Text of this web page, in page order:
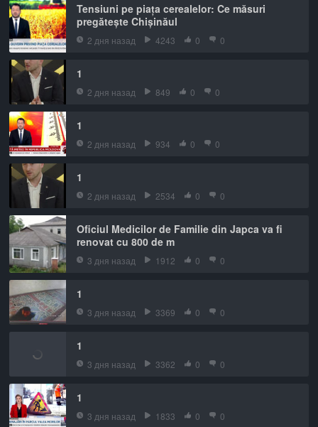
Tensiuni pe piața cerealelor: Ce măsuri
pregătește Chișinăul
2 дня назад 4243 0 0
1
2 дня назад 849 0 0
1
2 дня назад 934 0 0
1
2 дня назад 2534 0 0
Oficiul Medicilor de Familie din Japca va fi
renovat cu 800 de m
3 дня назад 1912 0 0
1
3 дня назад 3369 0 0
1
3 дня назад 3362 0 0
1
3 дня назад 1833 0 0